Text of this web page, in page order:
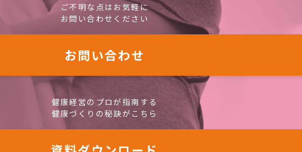
ご不明な点はお気軽に
お問い合わせください
お問い合わせ
健康経営のプロが指南する
健康づくりの秘訣がこちら